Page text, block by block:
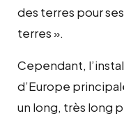
des terres pour
terres ».
Cependant,
d’Europe
un long, très long